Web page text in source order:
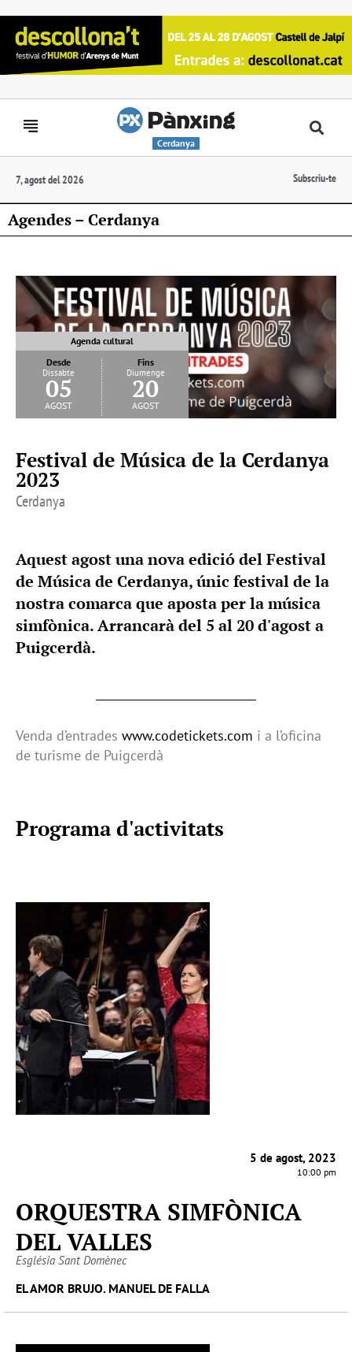
Cerdanya
7, agost del 2026 Subscriu-te
Agendes – Cerdanya
Agenda cultural
Desde
Dissabte
05
agost
Fins
Diumenge
20
agost
Festival de Música de la Cerdanya
2023
Cerdanya
Aquest agost una nova edició del Festival
de Música de Cerdanya, únic festival de la
nostra comarca que aposta per la música
simfònica. Arrancarà del 5 al 20 d'agost a
Puigcerdà.
Venda d’entrades www.codetickets.com i a l’oficina
de turisme de Puigcerdà
Programa d'activitats
5 de agost, 2023
10:00 pm
ORQUESTRA SIMFÒNICA
DEL VALLES
Església Sant Domènec
EL AMOR BRUJO. MANUEL DE FALLA